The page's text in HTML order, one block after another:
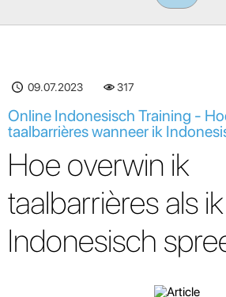
09.07.2023 317
Online Indonesisch Training -
taalbarrières wanneer ik
Hoe overwin ik
taalbarrières als ik
Indonesisch